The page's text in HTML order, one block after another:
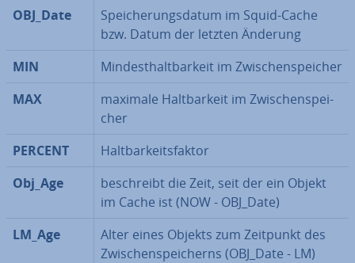
OBJ_Date
Spei­che­rungs­da­tum im Squid-Cache
bzw. Datum der letzten Änderung
MIN
Min­dest­halt­bar­keit im Zwi­schen­spei­cher
MAX
maximale Halt­bar­keit im Zwi­schen­spei­
cher
PERCENT
Halt­bar­keits­fak­tor
Obj_Age
be­schreibt die Zeit, seit der ein Objekt
im Cache ist (NOW - OBJ_Date)
LM_Age
Alter eines Objekts zum Zeitpunkt des
Zwi­schen­spei­cherns (OBJ_Date - LM)